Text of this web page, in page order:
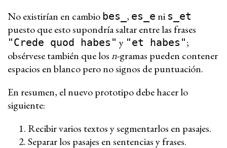
No existirían en cambio bes_ , es_e ni s_et
puesto que esto supondría saltar entre las frases
"Crede quod habes" y "et habes";
obsérvese también que losn-gramas pueden contener
espacios en blanco pero no signos de puntuación.
En resumen, el nuevo prototipo debe hacer lo
siguiente:
Recibir varios textos y segmentarlos en pasajes.
Separar los pasajes en sentencias y frases.